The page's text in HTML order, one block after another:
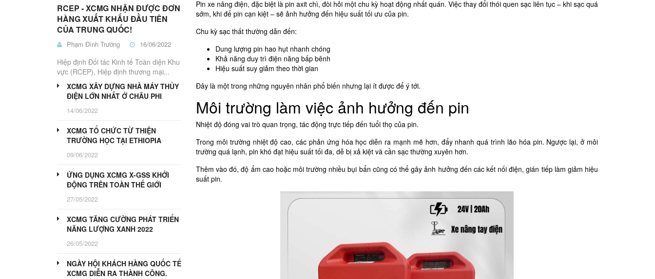
Điện
Nâng
Dầu
Nâng
Pallet
Trucks
Nâng
Người
Kéo
Điện
Bị
Nhà
Kho
CÔNG
Xe
Xe
LiuGong
Máy
Máy
Gắp
Gỗ
Thiết
Công
Trình
PHỤ
TÙNG
CHÍNH
Máy
Xúc
Máy
Xúc
Đào
Xe
Nâng
Máy
Công
Trình
LỰC
HT
ĐIỆN
BÁNH
PHANH
HT
LÁI
LITHIUM-
QUY
ATTACHMENTS
Pin xe nâng điện, đặc biệt là pin axit chì, đòi hỏi một chu kỳ hoạt động nhất quán. Việc thay đổi thói quen sạc liên tục – khi sạc quá
sớm, khi để pin cạn kiệt – sẽ ảnh hưởng đến hiệu suất tối ưu của pin.
Chu kỳ sạc thất thường dẫn đến:
Dung lượng pin hao hụt nhanh chóng
Khả năng duy trì điện năng bấp bênh
Hiệu suất suy giảm theo thời gian
Đây là một trong những nguyên nhân phổ biến nhưng lại ít được để ý tới.
Môi trường làm việc ảnh hưởng đến pin
Nhiệt độ đóng vai trò quan trọng, tác động trực tiếp đến tuổi thọ của pin.
Trong môi trường nhiệt độ cao, các phản ứng hóa học diễn ra mạnh mẽ hơn, đẩy nhanh quá trình lão hóa pin. Ngược lại, ở môi
trường quá lạnh, pin khó đạt hiệu suất tối đa, dễ bị xả kiệt và cần sạc thường xuyên hơn.
Thêm vào đó, độ ẩm cao hoặc môi trường nhiều bụi bẩn cũng có thể gây ảnh hưởng đến các kết nối điện, gián tiếp làm giảm hiệu
suất pin.
RCEP - XCMG NHẬN ĐƯỢC ĐƠN
HÀNG XUẤT KHẨU ĐẦU TIÊN
CỦA TRUNG QUỐC!
Phạm Đình Trường 16/06/2022
Hiệp định Đối tác Kinh tế Toàn diện Khu
vực (RCEP), Hiệp định thương mại...
XCMG XÂY DỰNG NHÀ MÁY THỦY
ĐIỆN LỚN NHẤT Ở CHÂU PHI
14/06/2022
XCMG TỔ CHỨC TỪ THIỆN
TRƯỜNG HỌC TẠI ETHIOPIA
09/06/2022
ỨNG DỤNG XCMG X-GSS KHỞI
ĐỘNG TRÊN TOÀN THẾ GIỚI
27/05/2022
XCMG TĂNG CƯỜNG PHÁT TRIỂN
NĂNG LƯỢNG XANH 2022
26/05/2022
NGÀY HỘI KHÁCH HÀNG QUỐC TẾ
XCMG DIỄN RA THÀNH CÔNG.